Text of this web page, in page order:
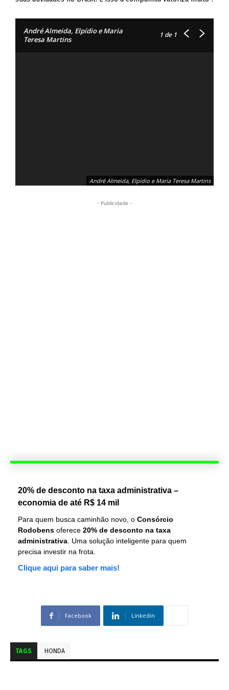
André Almeida, Elpídio e Maria
Teresa Martins
1de 1
André Almeida, Elpídio e Maria Teresa Martins
- Publicidade -
20% de desconto na taxa administrativa –
economia de até R$ 14 mil
Para quem busca caminhão novo, o Consórcio
Rodobens oferece 20% de desconto na taxa
administrativa . Uma solução inteligente para quem
precisa investir na frota.
Clique aqui para saber mais!
Facebook Linkedin
TAGS HONDA